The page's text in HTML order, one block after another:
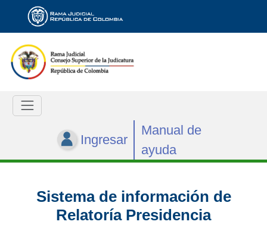
Ingresar
Manual de
ayuda
Sistema de información de
Relatoría Presidencia